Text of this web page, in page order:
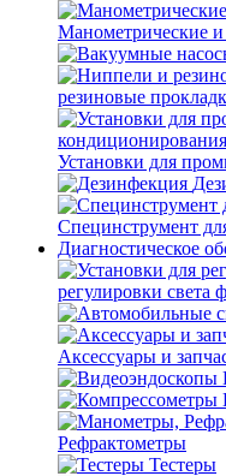
Манометрические
резиновые
Установки для
Специнструмент
Диагностическое
регулировки света
Аксессуары и
Рефрактометры
Тестеры